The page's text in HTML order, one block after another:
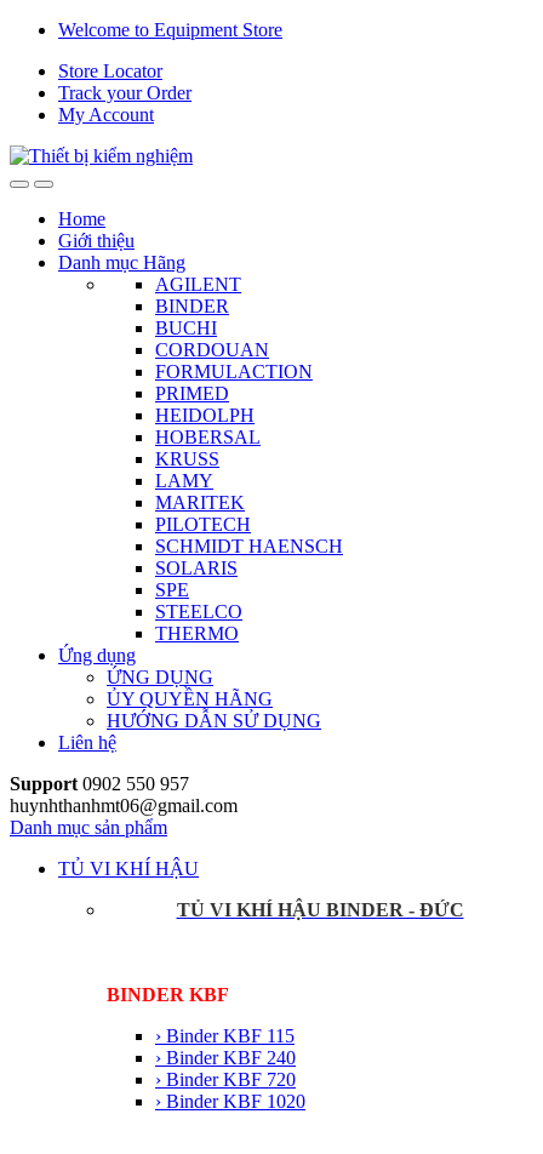
Skip
navigation
Skip
content
Welcome to Equipment Store
Store Locator
Track your Order
My Account
Home
Giới thiệu
Danh mục Hãng
AGILENT
BINDER
BUCHI
CORDOUAN
FORMULACTION
PRIMED
HEIDOLPH
HOBERSAL
KRUSS
LAMY
MARITEK
PILOTECH
SCHMIDT HAENSCH
SOLARIS
SPE
STEELCO
THERMO
Ứng dụng
ỨNG DỤNG
ỦY QUYỀN HÃNG
HƯỚNG DẪN SỬ DỤNG
Liên hệ
Support 0902 550 957
huynhthanhmt06@gmail.com
Danh mục sản phẩm
TỦ VI KHÍ HẬU
TỦ VI KHÍ HẬU BINDER - ĐỨC
BINDER KBF
› Binder KBF 115
› Binder KBF 240
› Binder KBF 720
› Binder KBF 1020